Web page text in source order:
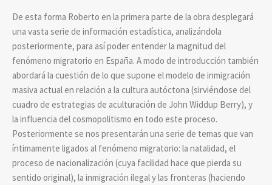
De esta forma Roberto en la primera parte de la obra desplegará
una vasta serie de información estadística, analizándola
posteriormente, para así poder entender la magnitud del
fenómeno migratorio en España. A modo de introducción también
abordará la cuestión de lo que supone el modelo de inmigración
masiva actual en relación a la cultura autóctona (sirviéndose del
cuadro de estrategias de aculturación de John Widdup Berry), y
la influencia del cosmopolitismo en todo este proceso.
Posteriormente se nos presentarán una serie de temas que van
íntimamente ligados al fenómeno migratorio: la natalidad, el
proceso de nacionalización (cuya facilidad hace que pierda su
sentido original), la inmigración ilegal y las fronteras (haciendo